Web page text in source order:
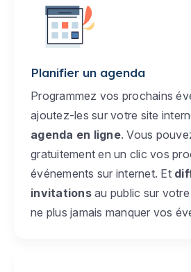
Planifier un agenda
Programmez vos prochains
ajoutez-les sur votre site
agenda en ligne. Vous
gratuitement en un clic vos
événements sur internet. Et
invitationsau public sur
ne plus jamais manquer vos